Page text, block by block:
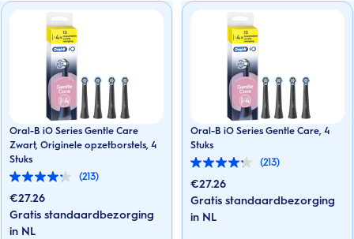
Oral-B iO Series Gentle Care
Zwart, Originele opzetborstels, 4
Stuks
(213)
4.2
van
5
sterren.
€27.26
Gratis standaardbezorging
in NL
Oral-B iO Series Gentle Care, 4
Stuks
(213)
4.2
van
5
sterren.
€27.26
Gratis standaardbezorging
in NL